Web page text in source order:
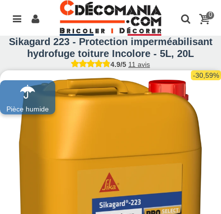
0
Sikagard 223 - Protection imperméabilisant
hydrofuge toiture Incolore - 5L, 20L
4.9/5 11 avis
Pièce humide
-30,59%